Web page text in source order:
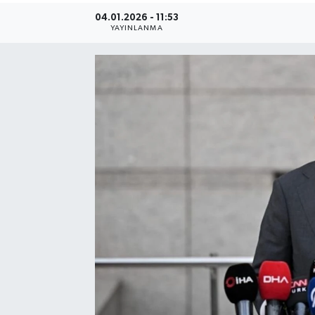
04.01.2026 - 11:53
YAYINLANMA